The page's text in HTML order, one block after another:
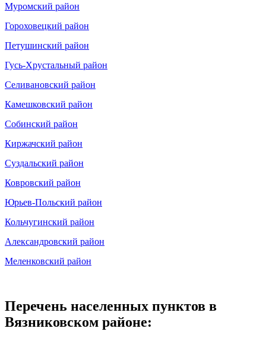
Муромский район
Гороховецкий район
Петушинский район
Гусь-Хрустальный район
Селивановский район
Камешковский район
Собинский район
Киржачский район
Суздальский район
Ковровский район
Юрьев-Польский район
Кольчугинский район
Александровский район
Меленковский район
Перечень населенных пунктов в
Вязниковском районе: